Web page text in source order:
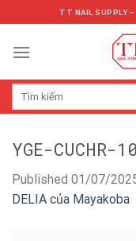
to
content
TT NAIL SUPPLY –
Tìm
YGE-CUCHR-
Published 01/07/
DELIA của Mayakoba